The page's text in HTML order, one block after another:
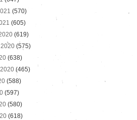
(570)
(605)
(619)
(575)
(638)
(465)
(588)
(597)
(580)
(618)